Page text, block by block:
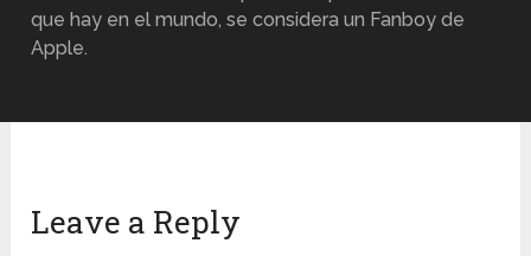
que hay en el mundo, se considera un Fanboy de
Apple.
Leave a Reply